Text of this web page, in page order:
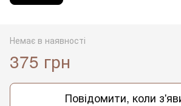
Немає в наявності
375 грн
Повідомити, коли